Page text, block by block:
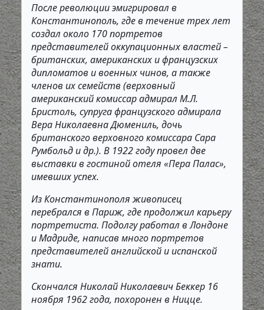
После революции эмигрировал в
Константинополь, где в течение трех лет
создал около 170 портретов
представителей оккупационных властей –
британских, американских и французских
дипломатов и военных чинов, а также
членов их семейств (верховный
американский комиссар адмирал М.Л.
Бристоль, супруга французского адмирала
Вера Николаевна Дюмениль, дочь
британского верховного комиссара Сара
Румбольд и др.). В 1922 году провел две
выставки в гостиной отеля «Пера Палас»,
имевших успех.
Из Константинополя живописец
перебрался в Париж, где продолжил карьеру
портретиста. Подолгу работал в Лондоне
и Мадриде, написав много портретов
представителей английской и испанской
знати.
Скончался Николай Николаевич Беккер 16
ноября 1962 года, похоронен в Ницце.